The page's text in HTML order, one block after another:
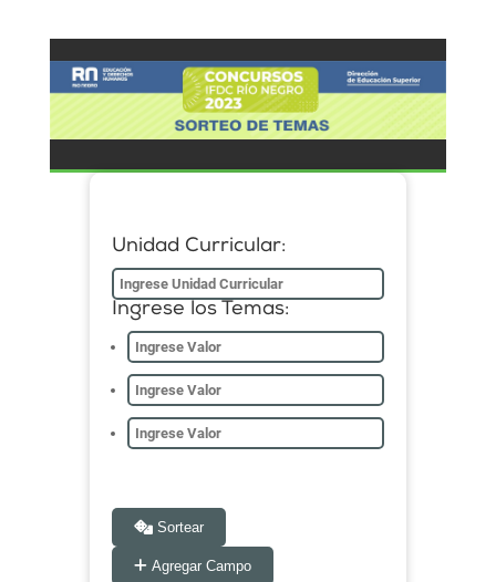
Unidad Curricular:
Ingrese los Temas:
Sortear
Agregar Campo